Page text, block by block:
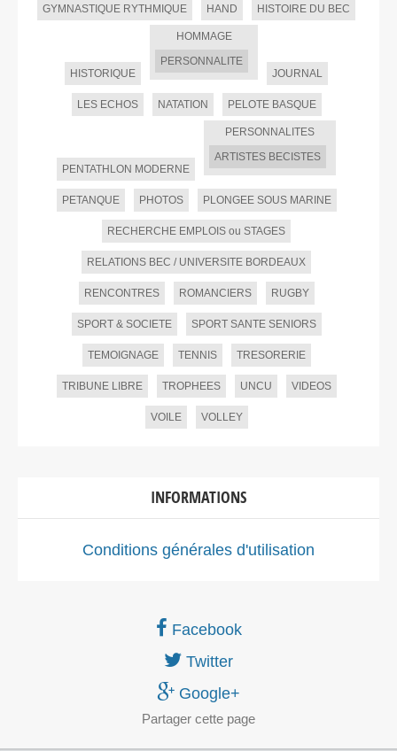
GYMNASTIQUE RYTHMIQUE HAND HISTOIRE DU BEC
HISTORIQUE
HOMMAGE
PERSONNALITE
JOURNAL
LES ECHOS NATATION PELOTE BASQUE
PENTATHLON MODERNE
PERSONNALITES
ARTISTES BECISTES
PETANQUE PHOTOS PLONGEE SOUS MARINE
RECHERCHE EMPLOIS ou STAGES
RELATIONS BEC / UNIVERSITE BORDEAUX
RENCONTRES ROMANCIERS RUGBY
SPORT & SOCIETE SPORT SANTE SENIORS
TEMOIGNAGE TENNIS TRESORERIE
TRIBUNE LIBRE TROPHEES UNCU VIDEOS
VOILE VOLLEY
INFORMATIONS
Conditions générales d'utilisation
Facebook
Twitter
Google+
Partager cette page